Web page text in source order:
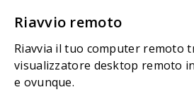
Riavvio remoto
Riavvia il tuo computer remoto
visualizzatore desktop remoto
e ovunque.